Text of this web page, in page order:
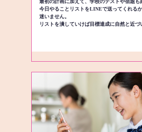
今日やることリストをLINEで送ってくれる
迷いません。
リストを潰していけば目標達成に自然と近づ